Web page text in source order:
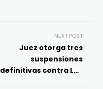
NEXT POST
Juez otorga tres
suspensiones
definitivas contra Ley